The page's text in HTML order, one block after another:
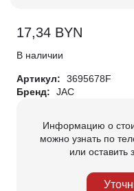
17,34 BYN
В наличии
Артикул:
3695678F
Бренд:
JAC
Информацию о
можно узнать по
или оставить